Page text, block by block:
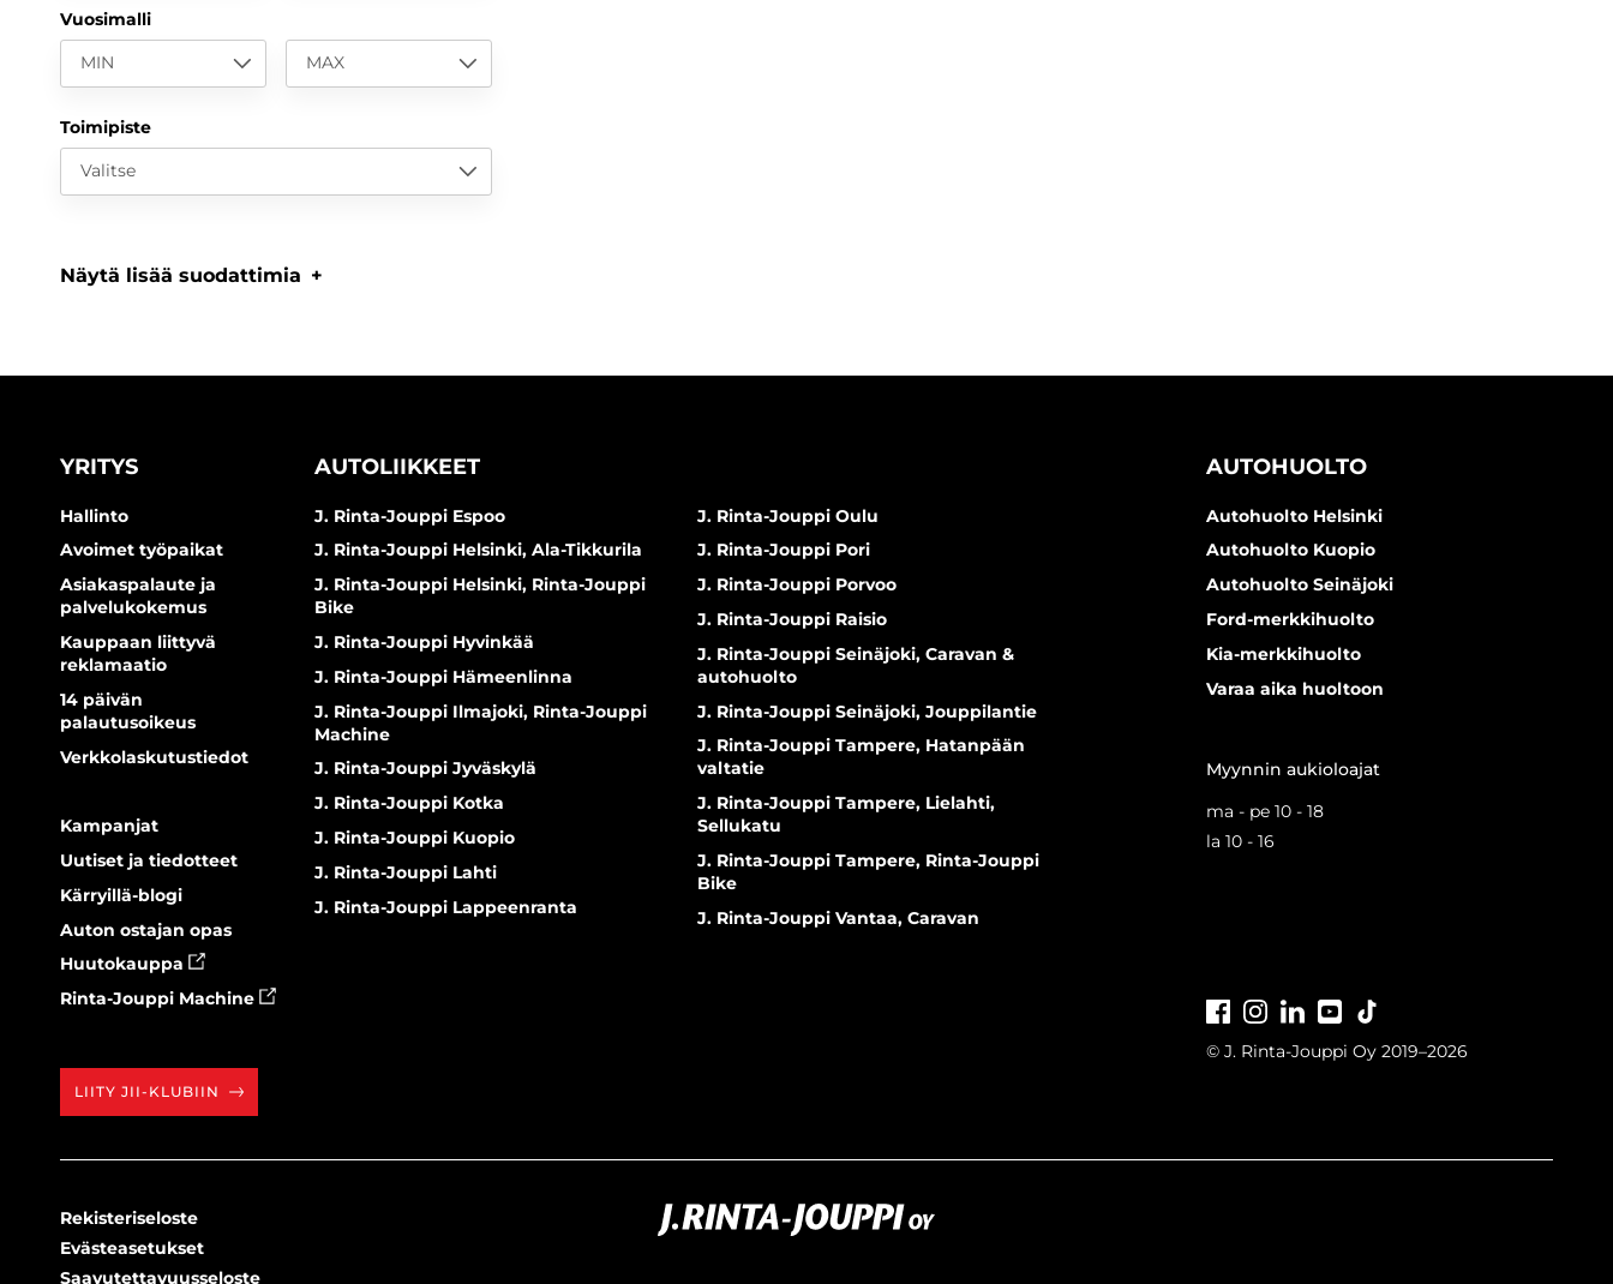
Vuosimalli
MIN MAX
Toimipiste
Valitse
Näytä lisää suodattimia
YRITYS
Hallinto
Avoimet työpaikat
Asiakaspalaute ja
palvelukokemus
Kauppaan liittyvä
reklamaatio
14 päivän
palautusoikeus
Verkkolaskutustiedot
Kampanjat
Uutiset ja tiedotteet
Kärryillä-blogi
Auton ostajan opas
Huutokauppa
Rinta-Jouppi Machine
AUTOLIIKKEET
J. Rinta-Jouppi Espoo
J. Rinta-Jouppi Helsinki, Ala-Tikkurila
J. Rinta-Jouppi Helsinki, Rinta-Jouppi
Bike
J. Rinta-Jouppi Hyvinkää
J. Rinta-Jouppi Hämeenlinna
J. Rinta-Jouppi Ilmajoki, Rinta-Jouppi
Machine
J. Rinta-Jouppi Jyväskylä
J. Rinta-Jouppi Kotka
J. Rinta-Jouppi Kuopio
J. Rinta-Jouppi Lahti
J. Rinta-Jouppi Lappeenranta
J. Rinta-Jouppi Oulu
J. Rinta-Jouppi Pori
J. Rinta-Jouppi Porvoo
J. Rinta-Jouppi Raisio
J. Rinta-Jouppi Seinäjoki, Caravan &
autohuolto
J. Rinta-Jouppi Seinäjoki, Jouppilantie
J. Rinta-Jouppi Tampere, Hatanpään
valtatie
J. Rinta-Jouppi Tampere, Lielahti,
Sellukatu
J. Rinta-Jouppi Tampere, Rinta-Jouppi
Bike
J. Rinta-Jouppi Vantaa, Caravan
AUTOHUOLTO
Autohuolto Helsinki
Autohuolto Kuopio
Autohuolto Seinäjoki
Ford-merkkihuolto
Kia-merkkihuolto
Varaa aika huoltoon
Myynnin aukioloajat
ma - pe 10 - 18
la 10 - 16
FacebookInstagramLinkedInYoutube
© J. Rinta-Jouppi Oy 2019–2026
LIITY JII-KLUBIIN
Rekisteriseloste
Evästeasetukset
Saavutettavuusseloste